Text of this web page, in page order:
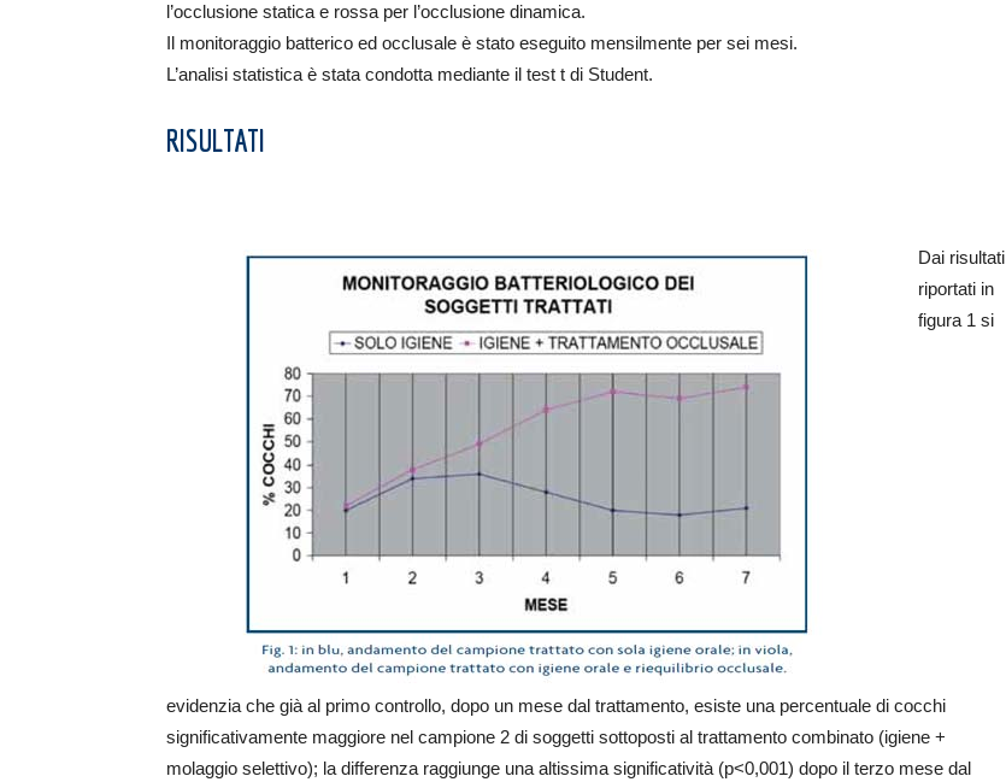
l’occlusione statica e rossa per l’occlusione dinamica.
Il monitoraggio batterico ed occlusale è stato eseguito mensilmente per sei mesi.
L’analisi statistica è stata condotta mediante il test t di Student.
RISULTATI
Dai risultati
riportati in
figura 1 si
evidenzia che già al primo controllo, dopo un mese dal trattamento, esiste una percentuale di cocchi
significativamente maggiore nel campione 2 di soggetti sottoposti al trattamento combinato (igiene +
molaggio selettivo); la differenza raggiunge una altissima significatività (p<0,001) dopo il terzo mese dal